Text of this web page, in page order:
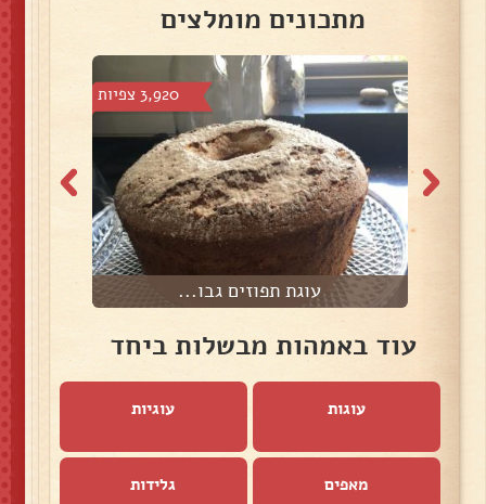
מתכונים מומלצים
3,920 צפיות
עוגת תפוזים גבו...
עוד באמהות מבשלות ביחד
עוגות עוגיות
מאפים גלידות